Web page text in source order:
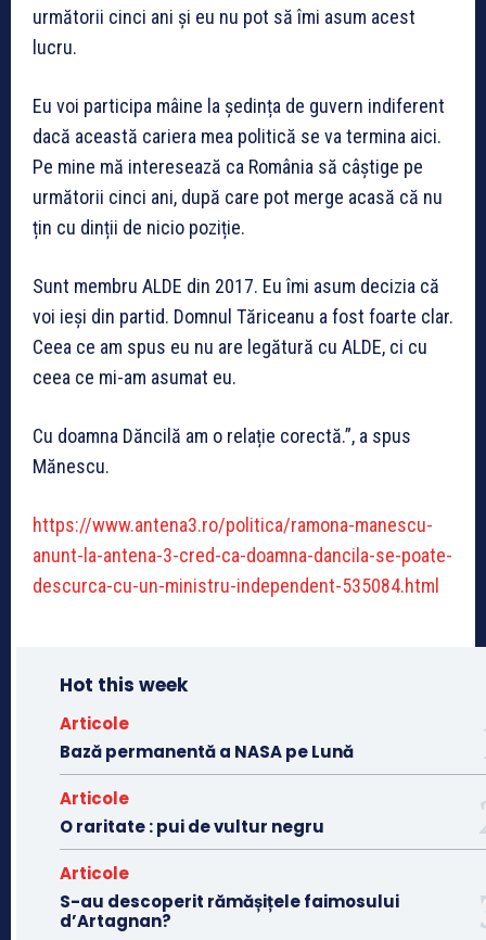
următorii cinci ani și eu nu pot să îmi asum acest
lucru.
Eu voi participa mâine la ședința de guvern indiferent
dacă această cariera mea politică se va termina aici.
Pe mine mă interesează ca România să câștige pe
următorii cinci ani, după care pot merge acasă că nu
țin cu dinții de nicio poziție.
Sunt membru ALDE din 2017. Eu îmi asum decizia că
voi ieși din partid. Domnul Tăriceanu a fost foarte clar.
Ceea ce am spus eu nu are legătură cu ALDE, ci cu
ceea ce mi-am asumat eu.
Cu doamna Dăncilă am o relație corectă.”, a spus
Mănescu.
https://www.antena3.ro/politica/ramona-manescu-
anunt-la-antena-3-cred-ca-doamna-dancila-se-poate-
descurca-cu-un-ministru-independent-535084.html
Hot this week
Articole
Bază permanentă a NASA pe Lună
Articole
O raritate : pui de vultur negru
Articole
S-au descoperit rămășițele faimosului
d’Artagnan?